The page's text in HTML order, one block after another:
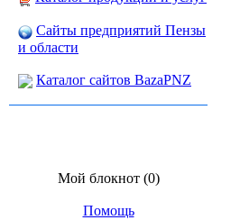
Сайты предприятий Пензы
и области
Каталог сайтов BazaPNZ
Мой блокнот (0)
Помощь